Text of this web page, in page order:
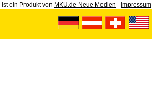
ist ein Produkt von MKU.de Neue Medien - Impressum